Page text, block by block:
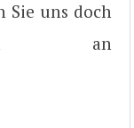
Sie uns doch
an